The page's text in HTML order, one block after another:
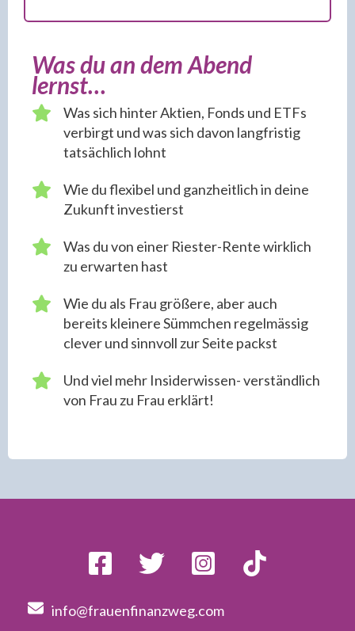
Was du an dem Abend
lernst…
Was sich hinter Aktien, Fonds und ETFs
verbirgt und was sich davon langfristig
tatsächlich lohnt
Wie du flexibel und ganzheitlich in deine
Zukunft investierst
Was du von einer Riester-Rente wirklich
zu erwarten hast
Wie du als Frau größere, aber auch
bereits kleinere Sümmchen regelmässig
clever und sinnvoll zur Seite packst
Und viel mehr Insiderwissen- verständlich
von Frau zu Frau erklärt!
info@frauenfinanzweg.com